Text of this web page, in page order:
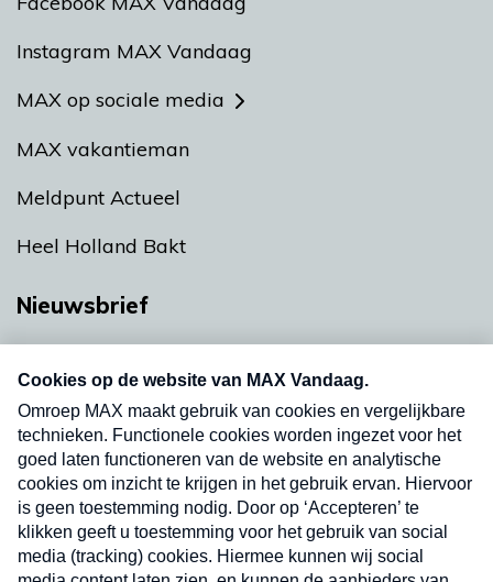
Instagram MAX Vandaag
MAX op sociale media
MAX vakantieman
Meldpunt Actueel
Heel Holland Bakt
Nieuwsbrief
nieuwsbrief. Elke vrijdag- en dinsdagochtend in
uw mailbox.
Verzend